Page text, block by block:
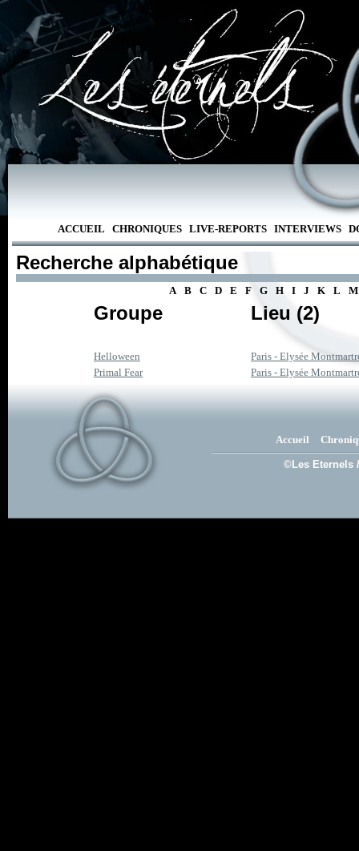
ACCUEIL CHRONIQUES LIVE-REPORTS INTERVIEWS
Recherche alphabétique
A B C D E F G H I J K L M
Groupe Lieu (2)
Helloween
Paris - Elysée
Primal Fear
Paris - Elysée
Accueil
©Les Eternels